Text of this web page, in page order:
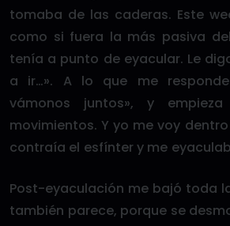
tomaba de las caderas. Este
como si fuera la más pasiva
tenía a punto de eyacular. Le
a ir…». A lo que me
vámonos juntos», y
movimientos. Y yo me voy
contraía el esfínter y me
Post-eyaculación me bajó toda
también parece, porque se